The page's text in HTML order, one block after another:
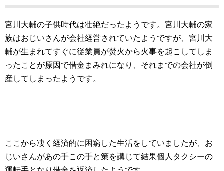
宮川大輔の子供時代は壮絶だったようです。宮川大輔の家
族はおじいさんが会社経営されていたようですが、宮川大
輔が生まれてすぐに従業員が焚火から火事を起こしてしま
ったことが原因で借金まみれになり、それまでの会社が倒
産してしまったようです。
ここから凄く経済的に困窮した生活をしていましたが、お
じいさんがあの手この手と策を講じて結果個人タクシーの